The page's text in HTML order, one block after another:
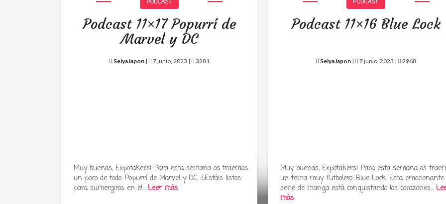
PODCAST
Podcast 11×17 Popurrí de
Marvel y DC
SeiyaJapon | 7 junio, 2023 | 3281
Muy buenas, Expotakers! Para esta semana os traemos
un poco de todo: Popurrí de Marvel y DC. ¿Estáis listos
para sumergiros en el…Leer más
PODCAST
Podcast 11×16 Blue Lock
SeiyaJapon | 7 junio, 2023 | 2968
Muy buenas, Expotakers! Para esta semana os
un tema muy futbolero: Blue Lock. Esta emocionante
serie de manga está conquistando los corazones…
más